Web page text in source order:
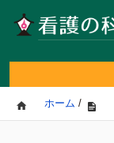
ホーム /